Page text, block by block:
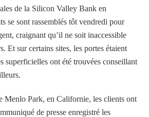
de la Silicon Valley Bank en
se sont rassemblés tôt vendredi pour
craignant qu’il ne soit inaccessible
Et sur certains sites, les portes étaient
superficielles ont été trouvées conseillant
Menlo Park, en Californie, les clients ont
de presse enregistré les